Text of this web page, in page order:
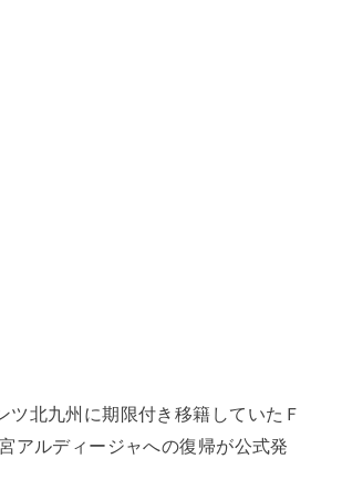
ツ北九州に期限付き移籍していたＦ
アルディージャへの復帰が公式発